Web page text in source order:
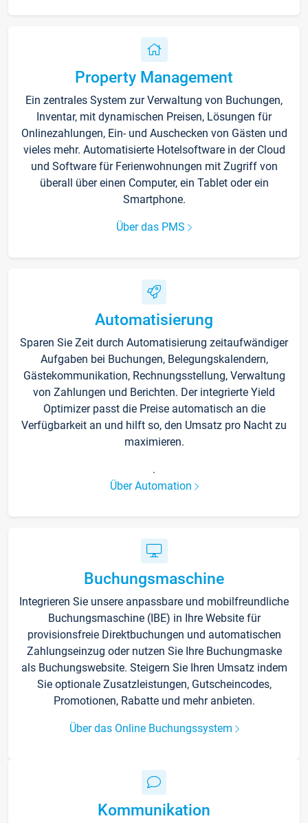
Property Management
Ein zentrales System zur Verwaltung von Buchungen,
Inventar, mit dynamischen Preisen, Lösungen für
Onlinezahlungen, Ein- und Auschecken von Gästen und
vieles mehr. Automatisierte Hotelsoftware in der Cloud
und Software für Ferienwohnungen mit Zugriff von
überall über einen Computer, ein Tablet oder ein
Smartphone.
Über das PMS
Automatisierung
Sparen Sie Zeit durch Automatisierung zeitaufwändiger
Aufgaben bei Buchungen, Belegungskalendern,
Gästekommunikation, Rechnungsstellung, Verwaltung
von Zahlungen und Berichten. Der integrierte Yield
Optimizer passt die Preise automatisch an die
Verfügbarkeit an und hilft so, den Umsatz pro Nacht zu
maximieren.
.
Über Automation
Buchungsmaschine
Integrieren Sie unsere anpassbare und mobilfreundliche
Buchungsmaschine (IBE) in Ihre Website für
provisionsfreie Direktbuchungen und automatischen
Zahlungseinzug oder nutzen Sie Ihre Buchungmaske
als Buchungswebsite. Steigern Sie Ihren Umsatz indem
Sie optionale Zusatzleistungen, Gutscheincodes,
Promotionen, Rabatte und mehr anbieten.
Über das Online Buchungssystem
Kommunikation